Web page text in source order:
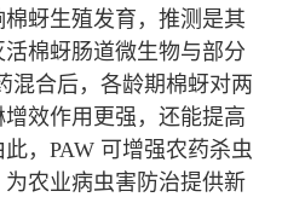
蚜生殖发育，推测是其
棉蚜肠道微生物与部分
混合后，各龄期棉蚜对两
效作用更强，还能提高
此，PAW 可增强农药杀虫
农业病虫害防治提供新